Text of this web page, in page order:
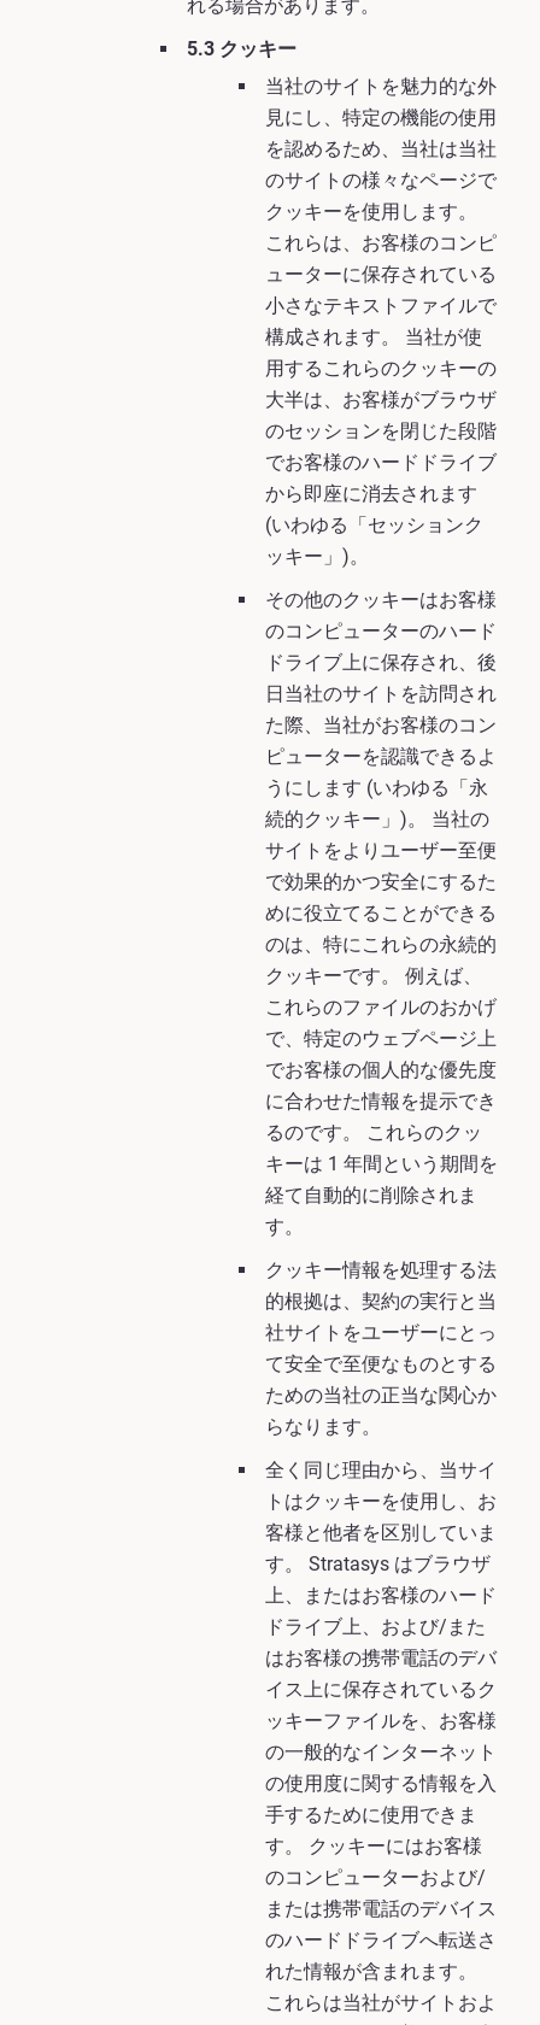
れる場合があります。
5.3 クッキー
当社のサイトを魅力的な外
見にし、特定の機能の使用
を認めるため、当社は当社
のサイトの様々なページで
クッキーを使用します。
これらは、お客様のコンピ
ューターに保存されている
小さなテキストファイルで
構成されます。 当社が使
用するこれらのクッキーの
大半は、お客様がブラウザ
のセッションを閉じた段階
でお客様のハードドライブ
から即座に消去されます
(いわゆる「セッションク
ッキー」)。
その他のクッキーはお客様
のコンピューターのハード
ドライブ上に保存され、後
日当社のサイトを訪問され
た際、当社がお客様のコン
ピューターを認識できるよ
うにします (いわゆる「永
続的クッキー」)。 当社の
サイトをよりユーザー至便
で効果的かつ安全にするた
めに役立てることができる
のは、特にこれらの永続的
クッキーです。 例えば、
これらのファイルのおかげ
で、特定のウェブページ上
でお客様の個人的な優先度
に合わせた情報を提示でき
るのです。 これらのクッ
キーは 1 年間という期間を
経て自動的に削除されま
す。
クッキー情報を処理する法
的根拠は、契約の実行と当
社サイトをユーザーにとっ
て安全で至便なものとする
ための当社の正当な関心か
らなります。
全く同じ理由から、当サイ
トはクッキーを使用し、お
客様と他者を区別していま
す。 Stratasys はブラウザ
上、またはお客様のハード
ドライブ上、および/また
はお客様の携帯電話のデバ
イス上に保存されているク
ッキーファイルを、お客様
の一般的なインターネット
の使用度に関する情報を入
手するために使用できま
す。 クッキーにはお客様
のコンピューターおよび/
または携帯電話のデバイス
のハードドライブへ転送さ
れた情報が含まれます。
これらは当社がサイトおよ